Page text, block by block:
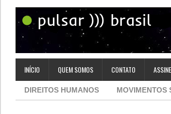
INÍCIO QUEM SOMOS CONTATO ASSINE
DIREITOS HUMANOS MOVIMENTOS